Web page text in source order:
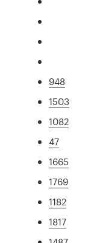
948
1503
1082
47
1665
1769
1182
1817